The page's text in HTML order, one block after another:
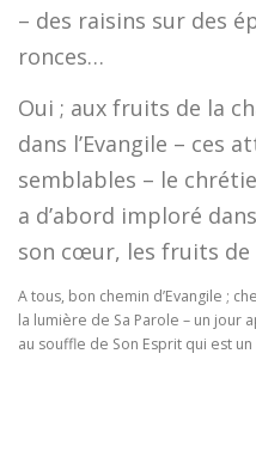
– des raisins sur des
ronces…
Oui ; aux fruits de la
dans l’Evangile – ces
semblables – le
a d’abord imploré
son cœur, les fruits de
A tous, bon chemin d’Evangile ;
la lumière de Sa Parole – un jour
au souffle de Son Esprit qui est un